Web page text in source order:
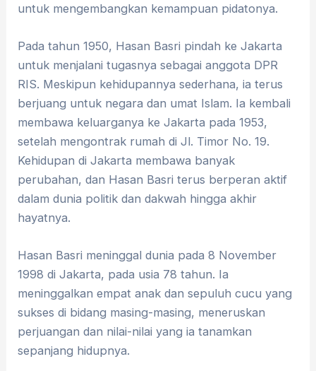
untuk mengembangkan kemampuan pidatonya.
Pada tahun 1950, Hasan Basri pindah ke Jakarta
untuk menjalani tugasnya sebagai anggota DPR
RIS. Meskipun kehidupannya sederhana, ia terus
berjuang untuk negara dan umat Islam. Ia kembali
membawa keluarganya ke Jakarta pada 1953,
setelah mengontrak rumah di Jl. Timor No. 19.
Kehidupan di Jakarta membawa banyak
perubahan, dan Hasan Basri terus berperan aktif
dalam dunia politik dan dakwah hingga akhir
hayatnya.
Hasan Basri meninggal dunia pada 8 November
1998 di Jakarta, pada usia 78 tahun. Ia
meninggalkan empat anak dan sepuluh cucu yang
sukses di bidang masing-masing, meneruskan
perjuangan dan nilai-nilai yang ia tanamkan
sepanjang hidupnya.